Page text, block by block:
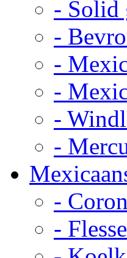
- Solid
-
-
-
-
-
-
-